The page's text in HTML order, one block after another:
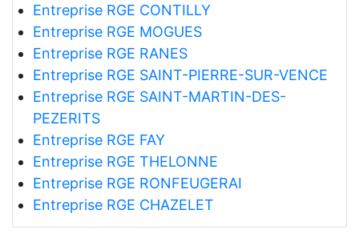
Entreprise RGE CONTILLY
Entreprise RGE MOGUES
Entreprise RGE RANES
Entreprise RGE SAINT-PIERRE-SUR-VENCE
Entreprise RGE SAINT-MARTIN-DES-
PEZERITS
Entreprise RGE FAY
Entreprise RGE THELONNE
Entreprise RGE RONFEUGERAI
Entreprise RGE CHAZELET